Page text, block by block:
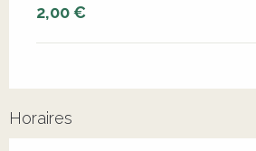
2,00 €
Horaires